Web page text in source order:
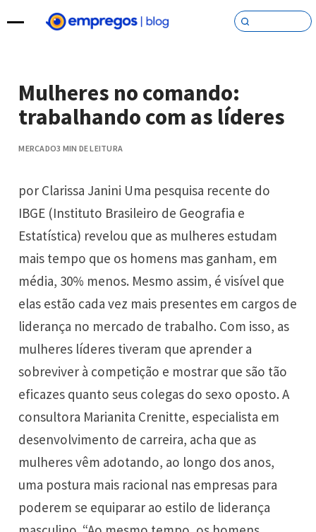
Pular para o conteúdo
Mulheres no comando:
trabalhando com as líderes
MERCADO3 MIN DE LEITURA
por Clarissa Janini Uma pesquisa recente do
IBGE (Instituto Brasileiro de Geografia e
Estatística) revelou que as mulheres estudam
mais tempo que os homens mas ganham, em
média, 30% menos. Mesmo assim, é visível que
elas estão cada vez mais presentes em cargos de
liderança no mercado de trabalho. Com isso, as
mulheres líderes tiveram que aprender a
sobreviver à competição e mostrar que são tão
eficazes quanto seus colegas do sexo oposto. A
consultora Marianita Crenitte, especialista em
desenvolvimento de carreira, acha que as
mulheres vêm adotando, ao longo dos anos,
uma postura mais racional nas empresas para
poderem se equiparar ao estilo de liderança